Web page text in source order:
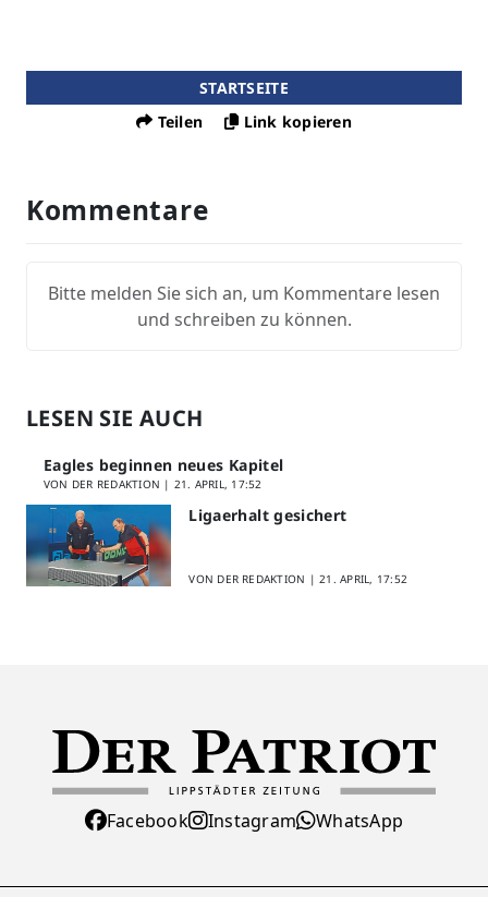
STARTSEITE
Teilen
Link kopieren
Kommentare
Bitte melden Sie sich an, um Kommentare lesen
und schreiben zu können.
LESEN SIE AUCH
Eagles beginnen neues Kapitel
VON DER REDAKTION | 21. APRIL, 17:52
Ligaerhalt gesichert
VON DER REDAKTION |21. APRIL, 17:52
Facebook Instagram WhatsApp